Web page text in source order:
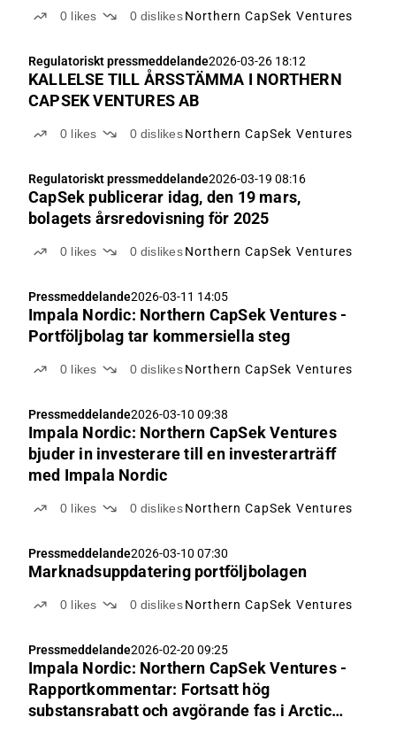
0 likes 0 dislikes Northern CapSek Ventures
Regulatoriskt pressmeddelande2026-03-26 18:12
KALLELSE TILL ÅRSSTÄMMA I NORTHERN
CAPSEK VENTURES AB
0 likes 0 dislikes Northern CapSek Ventures
Regulatoriskt pressmeddelande2026-03-19 08:16
CapSek publicerar idag, den 19 mars,
bolagets årsredovisning för 2025
0 likes 0 dislikes Northern CapSek Ventures
Pressmeddelande2026-03-11 14:05
Impala Nordic: Northern CapSek Ventures -
Portföljbolag tar kommersiella steg
0 likes 0 dislikes Northern CapSek Ventures
Pressmeddelande2026-03-10 09:38
Impala Nordic: Northern CapSek Ventures
bjuder in investerare till en investerarträff
med Impala Nordic
0 likes 0 dislikes Northern CapSek Ventures
Pressmeddelande2026-03-10 07:30
Marknadsuppdatering portföljbolagen
0 likes 0 dislikes Northern CapSek Ventures
Pressmeddelande2026-02-20 09:25
Impala Nordic: Northern CapSek Ventures -
Rapportkommentar: Fortsatt hög
substansrabatt och avgörande fas i Arctic